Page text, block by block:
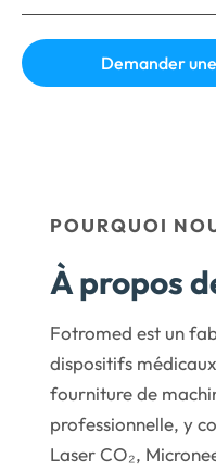
POURQUOI
À propos
Fotromed est un
dispositifs
fourniture de
professionnelle, y
Laser CO₂,